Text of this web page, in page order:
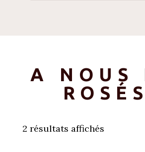
A NOUS
2 résultats affichés